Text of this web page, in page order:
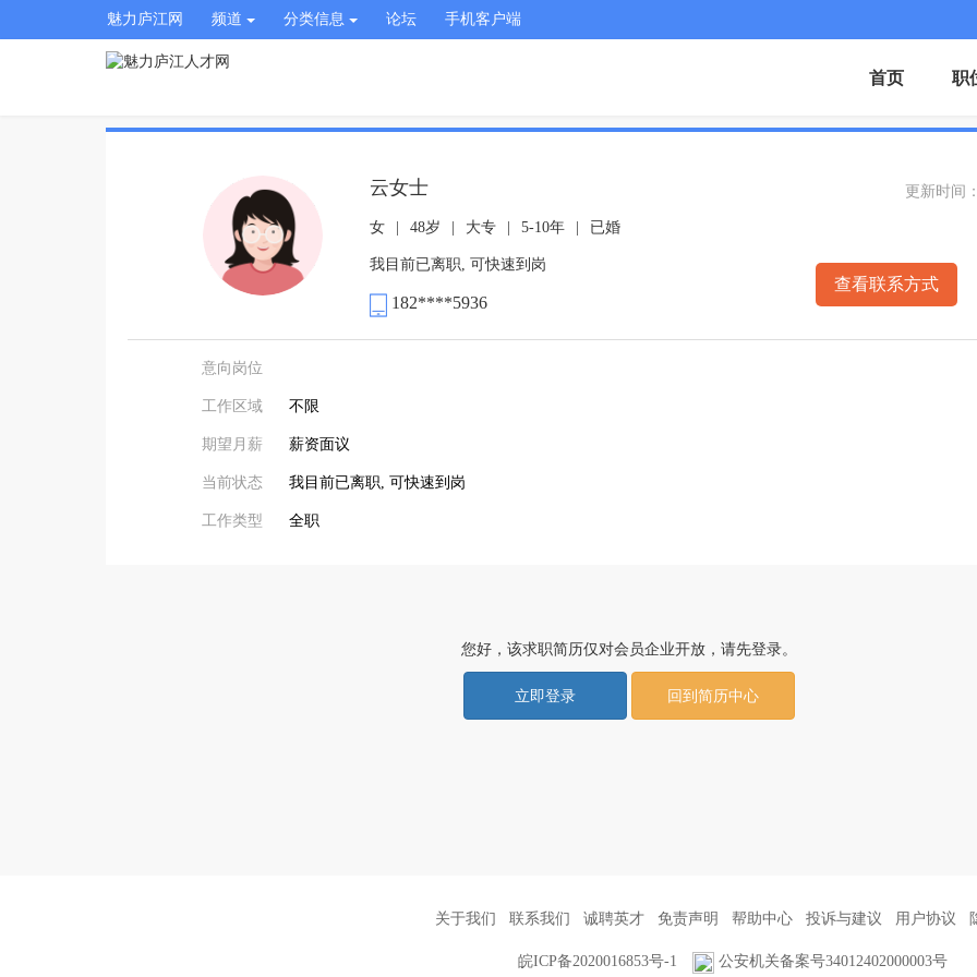
魅力庐江网 频道 分类信息 论坛 手机客户端
首页 职
云女士
女 48岁 大专 5-10年 已婚
我目前已离职, 可快速到岗
182****5936
更新时间
查看联系方式
意向岗位
工作区域 不限
期望月薪 薪资面议
当前状态 我目前已离职, 可快速到岗
工作类型 全职
您好，该求职简历仅对会员企业开放，请先登录。
立即登录 回到简历中心
关于我们 联系我们 诚聘英才 免责声明 帮助中心 投诉与建议 用户协议
皖ICP备2020016853号-1 公安机关备案号34012402000003号